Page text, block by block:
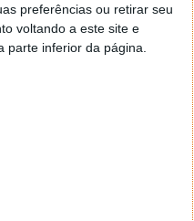
preferências ou retirar seu
voltando a este site e
parte inferior da página.
pela agência